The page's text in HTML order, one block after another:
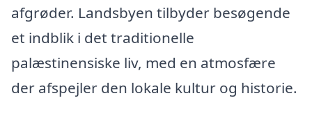
afgrøder. Landsbyen tilbyder besøgende
et indblik i det traditionelle
palæstinensiske liv, med en atmosfære
der afspejler den lokale kultur og historie.